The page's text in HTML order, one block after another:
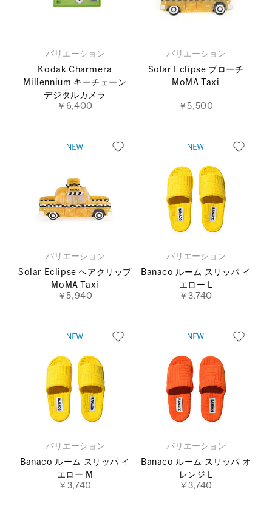
バリエーション
Kodak Charmera
Millennium キーチェーン
デジタルカメラ
￥6,400
バリエーション
Solar Eclipse ブローチ
MoMA Taxi
￥5,500
バリエーション
Solar Eclipse ヘアクリップ
MoMA Taxi
￥5,940
バリエーション
Banaco ルーム スリッパ イ
エロー L
￥3,740
バリエーション
Banaco ルーム スリッパ イ
エロー M
￥3,740
バリエーション
Banaco ルーム スリッパ オ
レンジ L
￥3,740